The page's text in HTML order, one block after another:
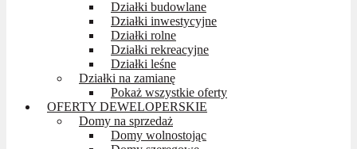
Działki budowlane
Działki inwestycyjne
Działki rolne
Działki rekreacyjne
Działki leśne
Działki na zamianę
Pokaż wszystkie oferty
OFERTY DEWELOPERSKIE
Domy na sprzedaż
Domy wolnostojąc